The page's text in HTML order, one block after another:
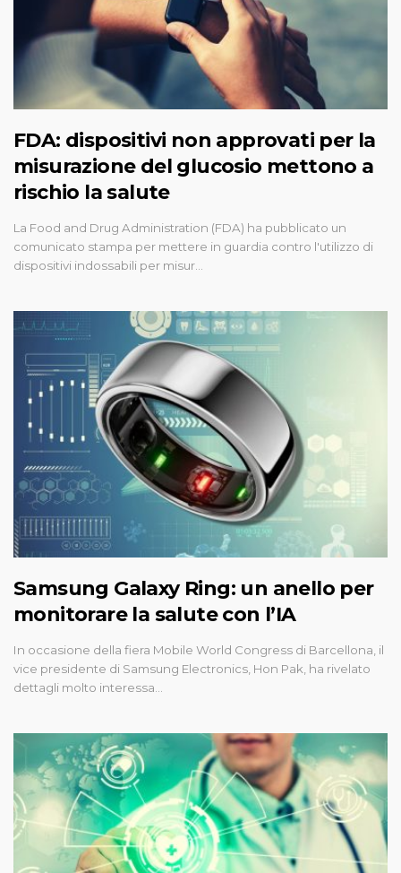
FDA: dispositivi non approvati per la
misurazione del glucosio mettono a
rischio la salute
La Food and Drug Administration (FDA) ha pubblicato un
comunicato stampa per mettere in guardia contro l'utilizzo di
dispositivi indossabili per misur…
Samsung Galaxy Ring: un anello per
monitorare la salute con l’IA
In occasione della fiera Mobile World Congress di Barcellona, il
vice presidente di Samsung Electronics, Hon Pak, ha rivelato
dettagli molto interessa…